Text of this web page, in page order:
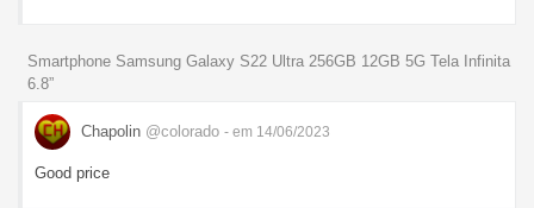
Smartphone Samsung Galaxy S22 Ultra 256GB 12GB 5G Tela Infinita
6.8”
Chapolin @colorado - em 14/06/2023
Good price